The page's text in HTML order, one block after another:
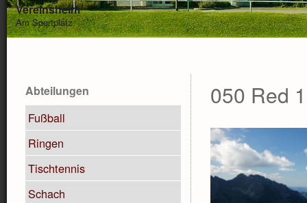
Vereinsheim
Am Sportplatz
Abteilungen
Fußball
Ringen
Tischtennis
Schach
050 Red 1